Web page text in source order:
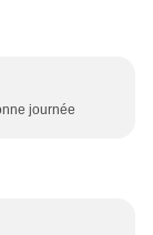
journée